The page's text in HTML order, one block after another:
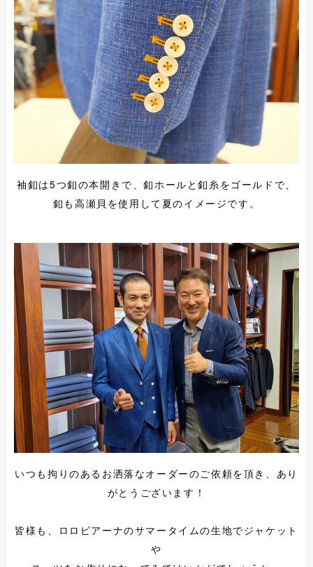
袖釦は5つ釦の本開きで、釦ホールと釦糸をゴールドで、
釦も高瀬貝を使用して夏のイメージです。
いつも拘りのあるお洒落なオーダーのご依頼を頂き、あり
がとうございます！
皆様も、ロロピアーナのサマータイムの生地でジャケット
や